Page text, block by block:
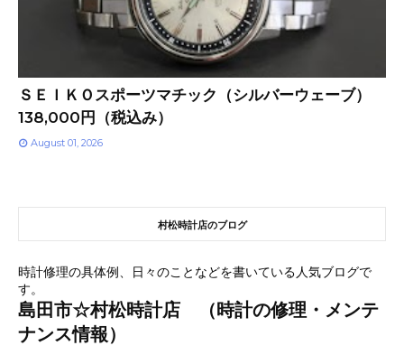
ＳＥＩＫＯスポーツマチック（シルバーウェーブ）
138,000円（税込み）
August 01, 2026
村松時計店のブログ
時計修理の具体例、日々のことなどを書いている人気ブログで
す。
島田市☆村松時計店 （時計の修理・メンテ
ナンス情報）